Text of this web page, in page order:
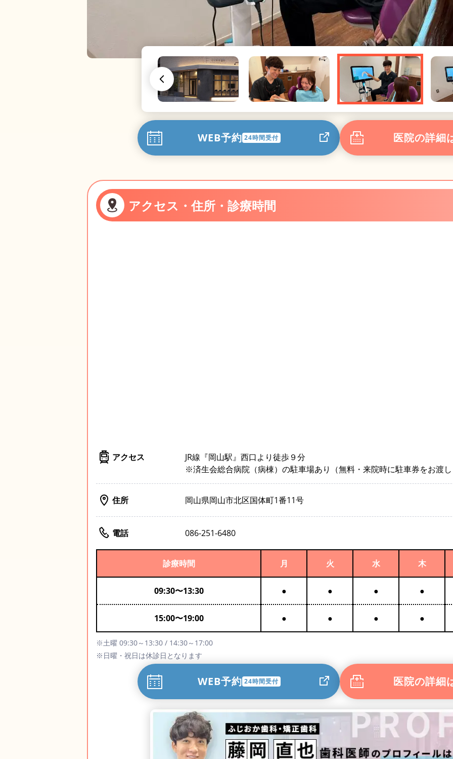
WEB予約 24時間受付 医院の詳細
アクセス・住所・診療時間
アクセス
JR線『岡山駅』西口より徒歩９分
※済生会総合病院（病棟）の駐車場あり（無料・来院時に駐車券をお渡
住所 岡山県岡山市北区国体町1番11号
電話 086-251-6480
診療時間 月 火 水 木
09:30〜13:30 ● ● ● ●
15:00〜19:00 ● ● ● ●
※土曜 09:30～13:30 / 14:30～17:00
※日曜・祝日は休診日となります
WEB予約 24時間受付 医院の詳細